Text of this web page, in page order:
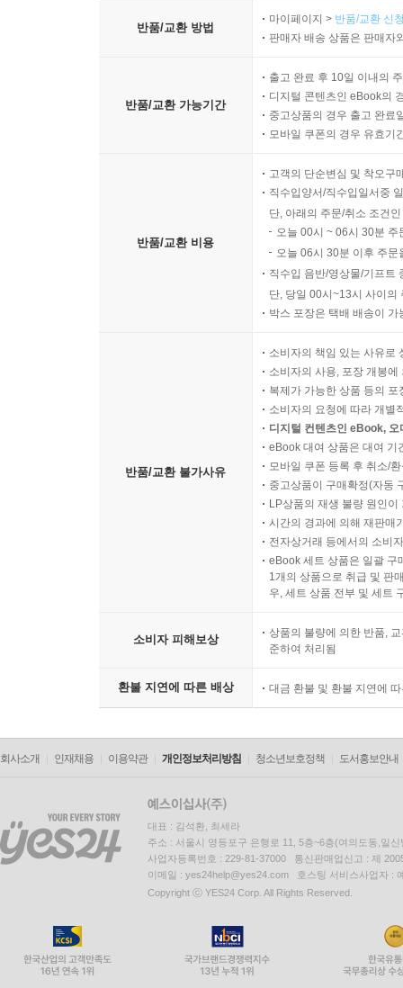
반품/교환 방법
마이페이지 > 반품/교환 신
판매자 배송 상품은 판매자
반품/교환 가능기간
출고 완료 후 10일 이내의
디지털 콘텐츠인 eBook의
중고상품의 경우 출고 완료
모바일 쿠폰의 경우 유효기
반품/교환 비용
고객의 단순변심 및 착오구
직수입양서/직수입일서중
단, 아래의 주문/취소 조건
오늘 00시 ~ 06시 30분
오늘 06시 30분 이후 주
직수입 음반/영상물/기프트
단, 당일 00시~13시 사이의
박스 포장은 택배 배송이
반품/교환 불가사유
소비자의 책임 있는 사유로
소비자의 사용, 포장 개봉
복제가 가능한 상품 등의
소비자의 요청에 따라 개별
디지털 컨텐츠인 eBook,
eBook 대여 상품은 대여 기
모바일 쿠폰 등록 후 취소/
중고상품이 구매확정(자동
LP상품의 재생 불량 원인
시간의 경과에 의해 재판매
전자상거래 등에서의 소비
eBook 세트 상품은 일괄 구
1개의 상품으로 취급 및 판
우, 세트 상품 전부 및 세트
소비자 피해보상
상품의 불량에 의한 반품,
준하여 처리됨
환불 지연에 따른 배상 대금 환불 및 환불 지연에
회사소개 인재채용 이용약관 개인정보처리방침 청소년보호정책 도서홍보안내
대표 : 김석환, 최세라
주소 : 서울시 영등포구 은행로 11, 5층~6층(여의도동,일신
사업자등록번호 : 229-81-37000 통신판매업신고 : 제
이메일 : yes24help@yes24.com 호스팅 서비스사업자 :
Copyright ⓒ YES24 Corp. All Rights Reserved.